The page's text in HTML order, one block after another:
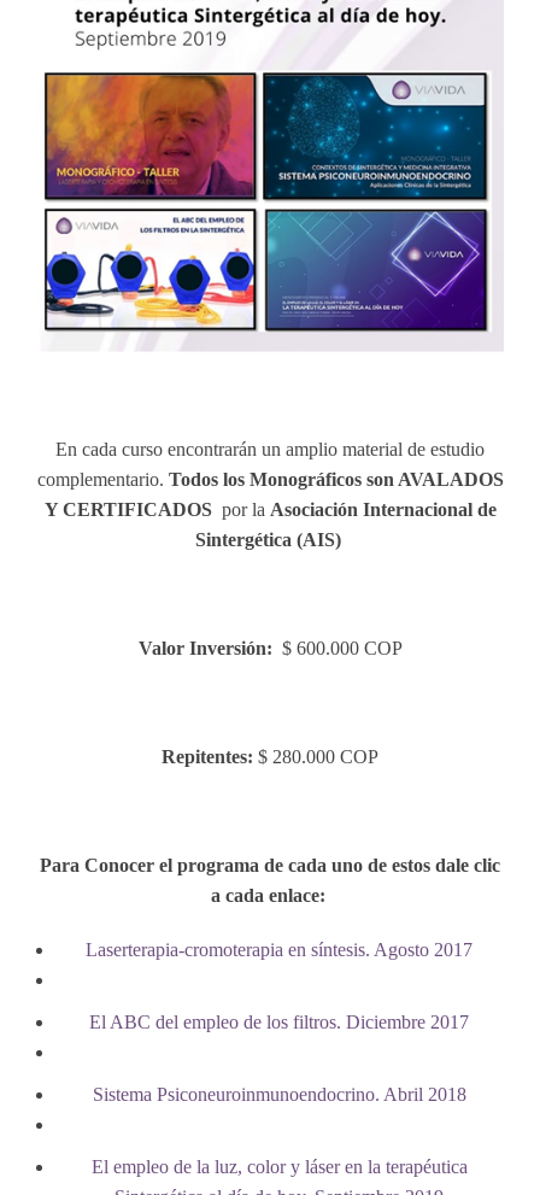
En cada curso encontrarán un amplio material de estudio
complementario. Todos los Monográficos son AVALADOS
Y CERTIFICADOS por la Asociación Internacional de
Sintergética (AIS)
Valor Inversión: $ 600.000 COP
Repitentes: $ 280.000 COP
Para Conocer el programa de cada uno de estos dale clic
a cada enlace:
Laserterapia-cromoterapia en síntesis. Agosto 2017
El ABC del empleo de los filtros. Diciembre 2017
Sistema Psiconeuroinmunoendocrino. Abril 2018
El empleo de la luz, color y láser en la terapéutica